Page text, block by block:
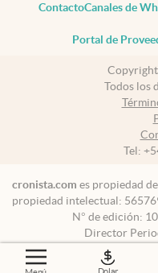
ContactoCanales de
Portal de
Todos los
Tel:
cronista.com es propiedad
propiedad intelectual:
N° de edición:
Director